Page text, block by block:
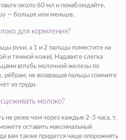
около 60 мл и понаблюдайте,
— больше или меньше.
для кормления?
руки, а 1 и 2 пальцы поместите на
и темной кожи). Надавите слегка
вглубь молочной железы по
рёбрам, не возвращая пальцы сожмите
из груди.
молоко?
не реже чем через каждые 2-3 часа, т.
оставить максимальный
вам также придется чаще опорожнять